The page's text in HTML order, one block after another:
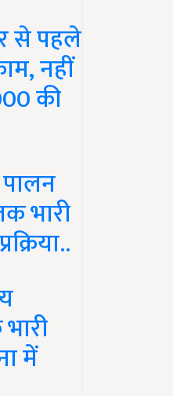
से पहले
नहीं
की
भारी
में